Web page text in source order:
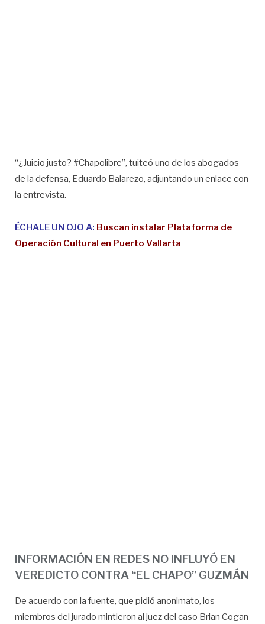
“¿Juicio justo? #Chapolibre”, tuiteó uno de los abogados
de la defensa, Eduardo Balarezo, adjuntando un enlace con
la entrevista.
ÉCHALE UN OJO A: Buscan instalar Plataforma de
Operación Cultural en Puerto Vallarta
INFORMACIÓN EN REDES NO INFLUYÓ EN
VEREDICTO CONTRA “EL CHAPO” GUZMÁN
De acuerdo con la fuente, que pidió anonimato, los
miembros del jurado mintieron al juez del caso Brian Cogan